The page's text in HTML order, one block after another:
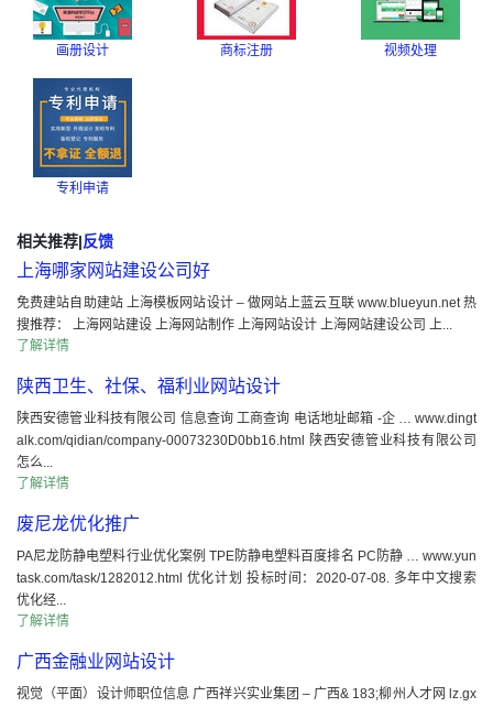
画册设计 商标注册 视频处理
专利申请
相关推荐|反馈
上海哪家网站建设公司好
免费建站自助建站 上海模板网站设计 – 做网站上蓝云互联 www.blueyun.net 热
搜推荐： 上海网站建设 上海网站制作 上海网站设计 上海网站建设公司 上...
了解详情
陕西卫生、社保、福利业网站设计
陕西安德管业科技有限公司 信息查询 工商查询 电话地址邮箱 -企 … www.dingt
alk.com/qidian/company-00073230D0bb16.html 陕西安德管业科技有限公司
怎么...
了解详情
废尼龙优化推广
PA尼龙防静电塑料行业优化案例 TPE防静电塑料百度排名 PC防静 … www.yun
task.com/task/1282012.html 优化计划 投标时间：2020-07-08. 多年中文搜索
优化经...
了解详情
广西金融业网站设计
视觉（平面）设计师职位信息 广西祥兴实业集团 – 广西& 183;柳州人才网 lz.gx